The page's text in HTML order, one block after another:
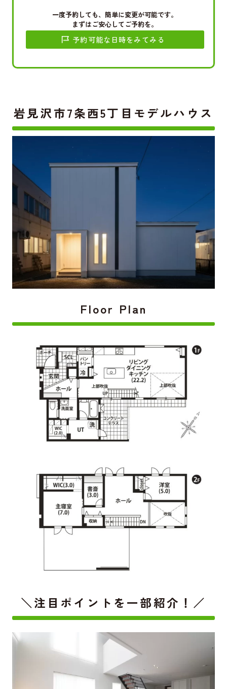
一度予約しても、簡単に変更が可能です。
まずはご安心してご予約を。
予約可能な日時をみてみる
岩見沢市7条西5丁目モデルハウス
Floor Plan
＼注目ポイントを一部紹介！／